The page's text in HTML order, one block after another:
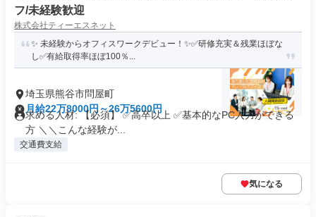
フ/未経験歓迎
株式会社ティーエスネット
✨ 未経験からオフィスワークデビュー！✨✅研修充実＆残業ほぼな
し✅有給取得率ほぼ100％...
埼玉県熊谷市問屋町
月給22万8000円～26万5600円
求める人材: 【必須】 ✅高卒以上 ✅基本的なPC入力ができる
方 ＼＼こんな経験が...
交通費支給
気になる